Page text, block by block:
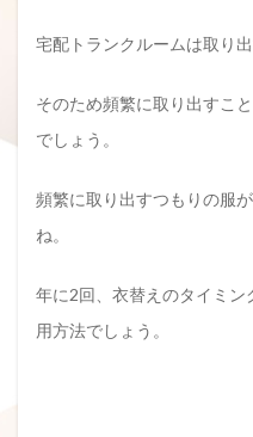
宅配トランクルームは取り
そのため頻繁に取り出すこ
でしょう。
頻繁に取り出すつもりの服
ね。
年に2回、衣替えのタイミ
用方法でしょう。